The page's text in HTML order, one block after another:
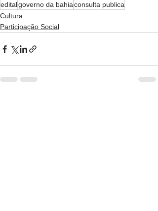
editalgoverno da bahiaconsulta publica
Cultura
Participação Social